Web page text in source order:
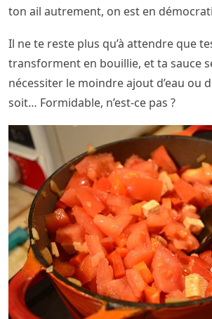
ton ail autrement, on est en
Il ne te reste plus qu’à attendre que
transforment en bouillie, et ta sauce
nécessiter le moindre ajout d’eau ou
soit… Formidable, n’est-ce pas ?